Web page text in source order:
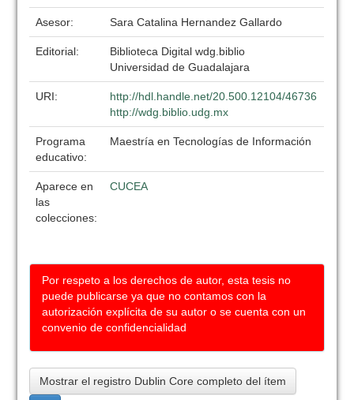
Asesor: Sara Catalina Hernandez Gallardo
Editorial:
Biblioteca Digital wdg.biblio
Universidad de Guadalajara
URI:
http://hdl.handle.net/20.500.12104/46736
http://wdg.biblio.udg.mx
Programa
educativo:
Maestría en Tecnologías de Información
Aparece en
las
colecciones:
CUCEA
Por respeto a los derechos de autor, esta tesis no
puede publicarse ya que no contamos con la
autorización explícita de su autor o se cuenta con un
convenio de confidencialidad
Mostrar el registro Dublin Core completo del ítem